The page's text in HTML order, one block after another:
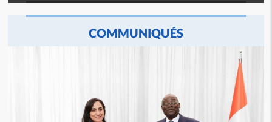
COMMUNIQUÉS